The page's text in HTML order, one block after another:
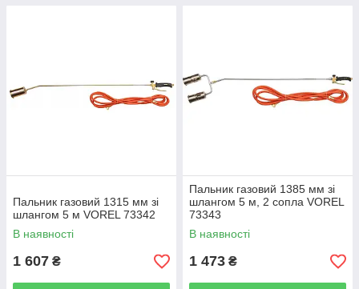
Пальник газовий 1315 мм зі
шлангом 5 м VOREL 73342
В наявності
1 607 ₴
Пальник газовий 1385 мм зі
шлангом 5 м, 2 сопла VOREL
73343
В наявності
1 473 ₴